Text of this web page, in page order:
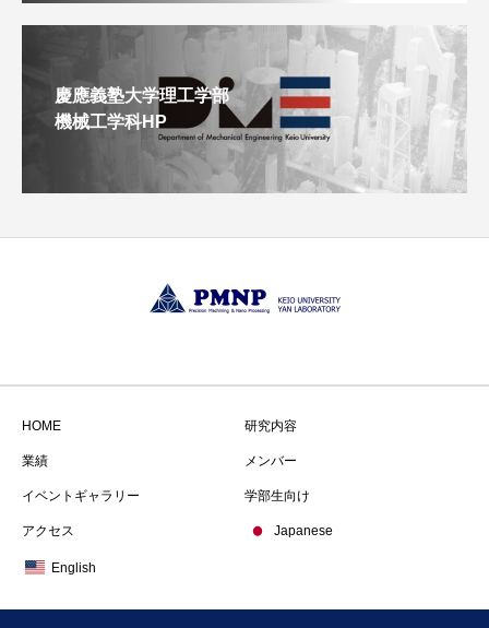
慶應義塾大学理工学部
機械工学科HP
HOME 研究内容
業績 メンバー
イベントギャラリー 学部生向け
アクセス Japanese
English